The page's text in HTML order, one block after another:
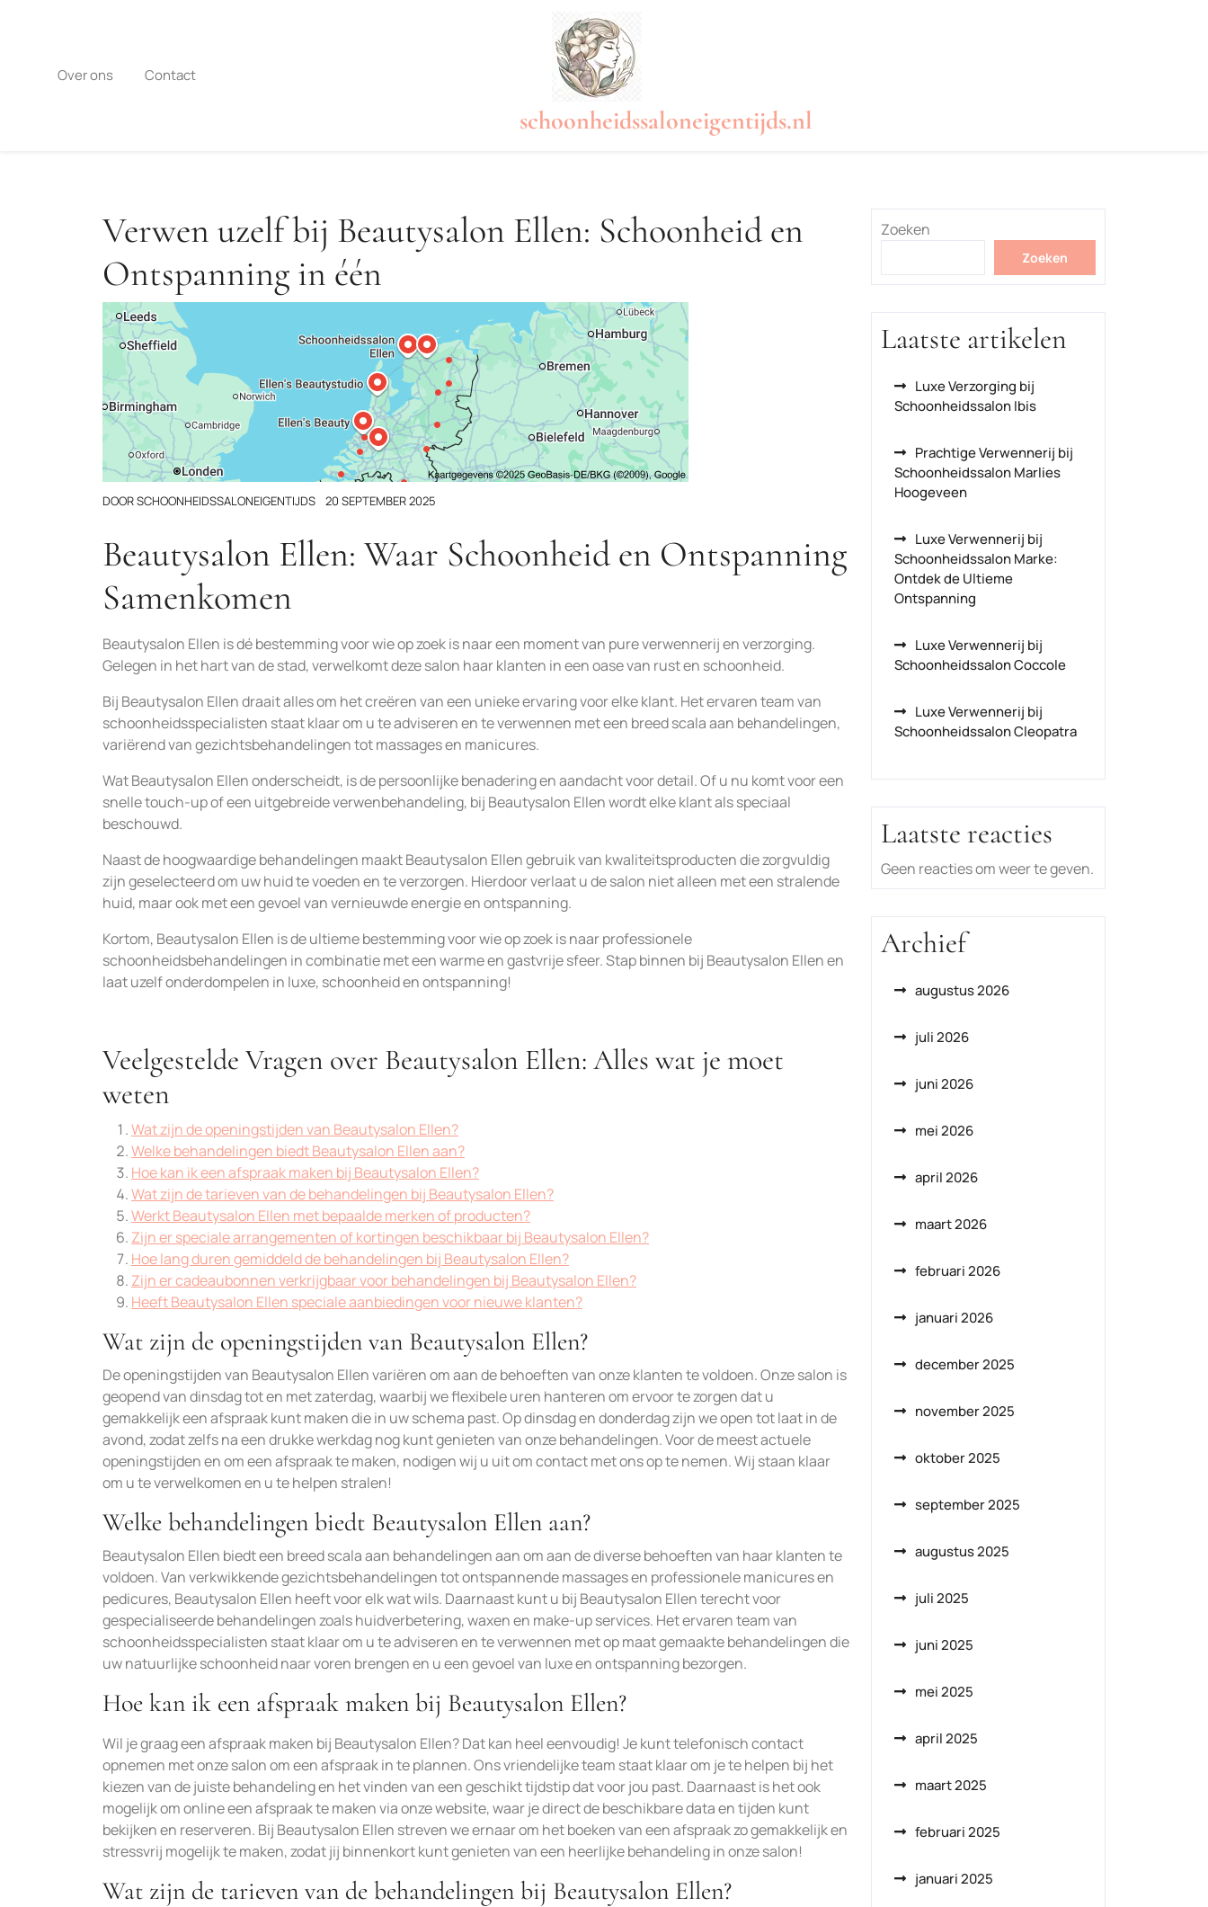
Over ons Contact
schoonheidssaloneigentijds.nl
Verwen uzelf bij Beautysalon Ellen: Schoonheid en
Ontspanning in één
DOORSCHOONHEIDSSALONEIGENTIJDS 20 SEPTEMBER 2025
Beautysalon Ellen: Waar Schoonheid en Ontspanning
Samenkomen
Beautysalon Ellen is dé bestemming voor wie op zoek is naar een moment van pure verwennerij en verzorging.
Gelegen in het hart van de stad, verwelkomt deze salon haar klanten in een oase van rust en schoonheid.
Bij Beautysalon Ellen draait alles om het creëren van een unieke ervaring voor elke klant. Het ervaren team van
schoonheidsspecialisten staat klaar om u te adviseren en te verwennen met een breed scala aan behandelingen,
variërend van gezichtsbehandelingen tot massages en manicures.
Wat Beautysalon Ellen onderscheidt, is de persoonlijke benadering en aandacht voor detail. Of u nu komt voor een
snelle touch-up of een uitgebreide verwenbehandeling, bij Beautysalon Ellen wordt elke klant als speciaal
beschouwd.
Naast de hoogwaardige behandelingen maakt Beautysalon Ellen gebruik van kwaliteitsproducten die zorgvuldig
zijn geselecteerd om uw huid te voeden en te verzorgen. Hierdoor verlaat u de salon niet alleen met een stralende
huid, maar ook met een gevoel van vernieuwde energie en ontspanning.
Kortom, Beautysalon Ellen is de ultieme bestemming voor wie op zoek is naar professionele
schoonheidsbehandelingen in combinatie met een warme en gastvrije sfeer. Stap binnen bij Beautysalon Ellen en
laat uzelf onderdompelen in luxe, schoonheid en ontspanning!
Veelgestelde Vragen over Beautysalon Ellen: Alles wat je moet
weten
Wat zijn de openingstijden van Beautysalon Ellen?
Welke behandelingen biedt Beautysalon Ellen aan?
Hoe kan ik een afspraak maken bij Beautysalon Ellen?
Wat zijn de tarieven van de behandelingen bij Beautysalon Ellen?
Werkt Beautysalon Ellen met bepaalde merken of producten?
Zijn er speciale arrangementen of kortingen beschikbaar bij Beautysalon Ellen?
Hoe lang duren gemiddeld de behandelingen bij Beautysalon Ellen?
Zijn er cadeaubonnen verkrijgbaar voor behandelingen bij Beautysalon Ellen?
Heeft Beautysalon Ellen speciale aanbiedingen voor nieuwe klanten?
Wat zijn de openingstijden van Beautysalon Ellen?
De openingstijden van Beautysalon Ellen variëren om aan de behoeften van onze klanten te voldoen. Onze salon is
geopend van dinsdag tot en met zaterdag, waarbij we flexibele uren hanteren om ervoor te zorgen dat u
gemakkelijk een afspraak kunt maken die in uw schema past. Op dinsdag en donderdag zijn we open tot laat in de
avond, zodat zelfs na een drukke werkdag nog kunt genieten van onze behandelingen. Voor de meest actuele
openingstijden en om een afspraak te maken, nodigen wij u uit om contact met ons op te nemen. Wij staan klaar
om u te verwelkomen en u te helpen stralen!
Welke behandelingen biedt Beautysalon Ellen aan?
Beautysalon Ellen biedt een breed scala aan behandelingen aan om aan de diverse behoeften van haar klanten te
voldoen. Van verkwikkende gezichtsbehandelingen tot ontspannende massages en professionele manicures en
pedicures, Beautysalon Ellen heeft voor elk wat wils. Daarnaast kunt u bij Beautysalon Ellen terecht voor
gespecialiseerde behandelingen zoals huidverbetering, waxen en make-up services. Het ervaren team van
schoonheidsspecialisten staat klaar om u te adviseren en te verwennen met op maat gemaakte behandelingen die
uw natuurlijke schoonheid naar voren brengen en u een gevoel van luxe en ontspanning bezorgen.
Hoe kan ik een afspraak maken bij Beautysalon Ellen?
Wil je graag een afspraak maken bij Beautysalon Ellen? Dat kan heel eenvoudig! Je kunt telefonisch contact
opnemen met onze salon om een afspraak in te plannen. Ons vriendelijke team staat klaar om je te helpen bij het
kiezen van de juiste behandeling en het vinden van een geschikt tijdstip dat voor jou past. Daarnaast is het ook
mogelijk om online een afspraak te maken via onze website, waar je direct de beschikbare data en tijden kunt
bekijken en reserveren. Bij Beautysalon Ellen streven we ernaar om het boeken van een afspraak zo gemakkelijk en
stressvrij mogelijk te maken, zodat jij binnenkort kunt genieten van een heerlijke behandeling in onze salon!
Wat zijn de tarieven van de behandelingen bij Beautysalon Ellen?
Zoeken
Zoeken
Laatste artikelen
Luxe Verzorging bij
Schoonheidssalon Ibis
Prachtige Verwennerij bij
Schoonheidssalon Marlies
Hoogeveen
Luxe Verwennerij bij
Schoonheidssalon Marke:
Ontdek de Ultieme
Ontspanning
Luxe Verwennerij bij
Schoonheidssalon Coccole
Luxe Verwennerij bij
Schoonheidssalon Cleopatra
Laatste reacties
Geen reacties om weer te geven.
Archief
augustus 2026
juli 2026
juni 2026
mei 2026
april 2026
maart 2026
februari 2026
januari 2026
december 2025
november 2025
oktober 2025
september 2025
augustus 2025
juli 2025
juni 2025
mei 2025
april 2025
maart 2025
februari 2025
januari 2025